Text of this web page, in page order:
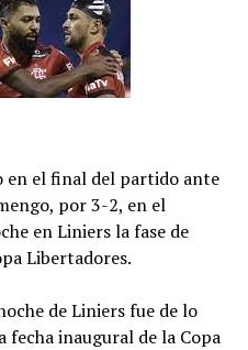
en el final del partido ante
por 3-2, en el
en Liniers la fase de
Libertadores.
de Liniers fue de lo
inaugural de la Copa